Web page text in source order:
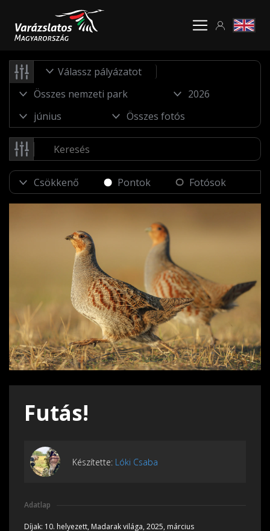
Válassz pályázatot
Pontok Fotósok
Futás!
Készítette: Lóki Csaba
Adatlap
Díjak: 10. helyezett, Madarak világa, 2025, március